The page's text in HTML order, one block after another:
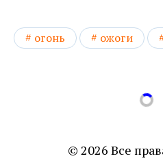
огонь ожоги
© 2026 Все